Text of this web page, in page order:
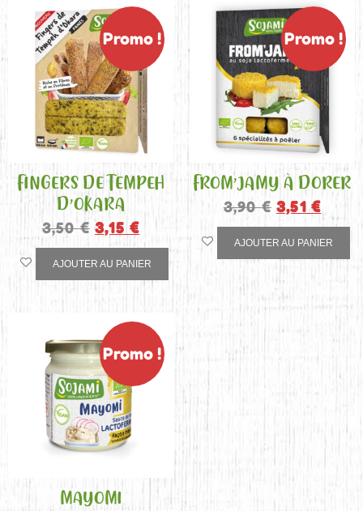
Promo !
FINGERS DE TEMPEH
D’OKARA
3,50€ 3,15€
AJOUTER AU PANIER
Promo !
FROM’JAMY À DORER
3,90€ 3,51€
AJOUTER AU PANIER
Promo !
MAYOMI